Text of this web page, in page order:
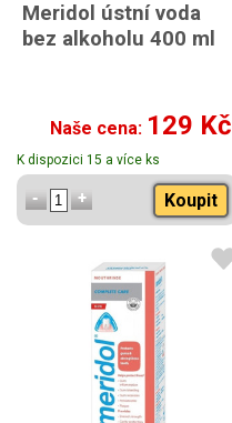
Meridol ústní voda
bez alkoholu 400 ml
Naše cena: 129 Kč
K dispozici 15 a více ks
Koupit